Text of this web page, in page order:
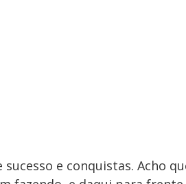
sucesso e conquistas. Acho